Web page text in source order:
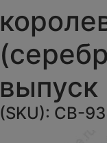
(SKU): CB-